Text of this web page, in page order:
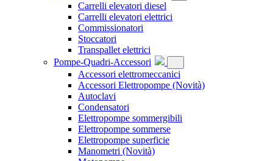
Carrelli elevatori diesel
Carrelli elevatori elettrici
Commissionatori
Stoccatori
Transpallet elettrici
Pompe-Quadri-Accessori
Accessori elettromeccanici
Accessori Elettropompe (Novità)
Autoclavi
Condensatori
Elettropompe sommergibili
Elettropompe sommerse
Elettropompe superficie
Manometri (Novità)